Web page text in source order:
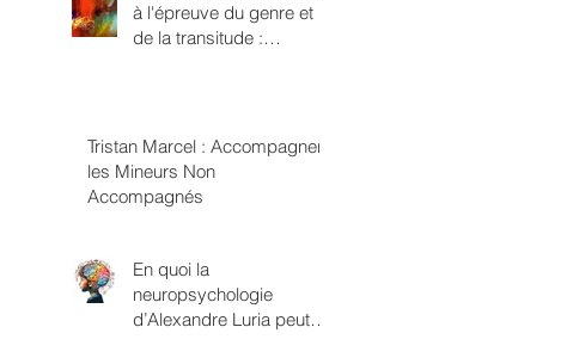
à l'épreuve du genre et
de la transitude :
Tristan Marcel : Accompagner
les Mineurs Non
Accompagnés
En quoi la
neuropsychologie
d’Alexandre Luria peut